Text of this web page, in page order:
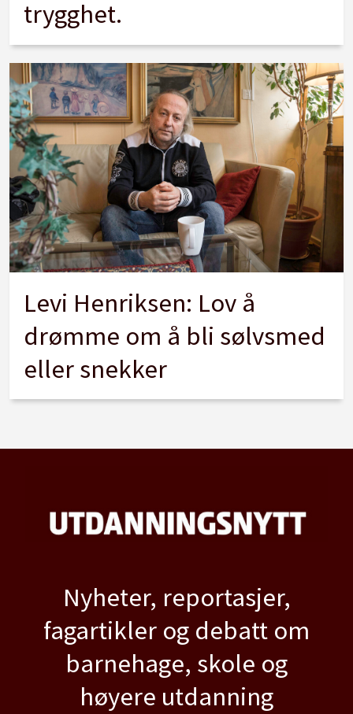
trygghet.
Levi Henriksen: Lov å
drømme om å bli sølvsmed
eller snekker
Nyheter, reportasjer,
fagartikler og debatt om
barnehage, skole og
høyere utdanning